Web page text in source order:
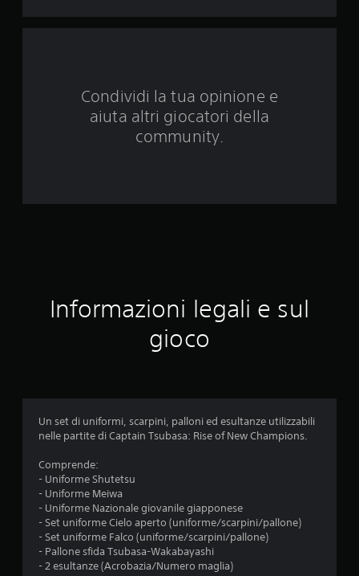
e
v
u
i
Condividi la tua opinione e
aiuta altri giocatori della
community.
Informazioni legali e sul
gioco
Un set di uniformi, scarpini, palloni ed esultanze utilizzabili
nelle partite di Captain Tsubasa: Rise of New Champions.
Comprende:
- Uniforme Shutetsu
- Uniforme Meiwa
- Uniforme Nazionale giovanile giapponese
- Set uniforme Cielo aperto (uniforme/scarpini/pallone)
- Set uniforme Falco (uniforme/scarpini/pallone)
- Pallone sfida Tsubasa-Wakabayashi
- 2 esultanze (Acrobazia/Numero maglia)